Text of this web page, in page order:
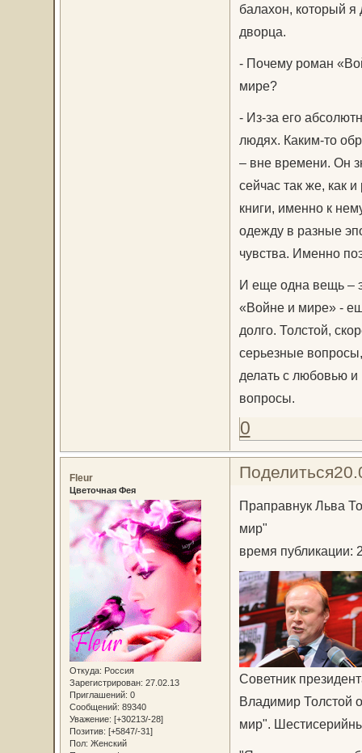
балахон, который я
дворца.
- Почему роман
мире?
- Из-за его
людях. Каким-то
– вне времени. Он
сейчас так же, как
книги, именно к
одежду в разные
чувства. Именно
И еще одна вещь –
«Войне и мире» -
долго. Толстой,
серьезные
делать с любовью
вопросы.
0
Поделиться
Fleur
Цветочная Фея
Откуда: Россия
Зарегистрирован: 27.02.13
Приглашений: 0
Сообщений: 89340
Уважение: [+30213/-28]
Позитив: [+5847/-31]
Пол: Женский
Праправнук Льва
мир"
время публикации:
Советник
Владимир Толстой
мир".